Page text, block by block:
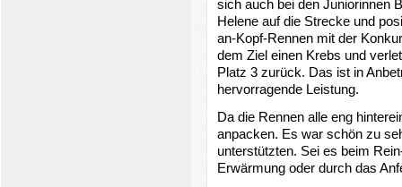
sich auch bei den Juniorinnen
Helene auf die Strecke und
an-Kopf-Rennen mit der
dem Ziel einen Krebs und
Platz 3 zurück. Das ist in
hervorragende Leistung.
Da die Rennen alle eng
anpacken. Es war schön zu
unterstützten. Sei es beim
Erwärmung oder durch das